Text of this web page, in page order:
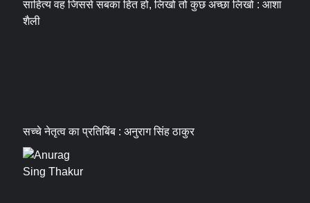
साहित्य वह जिससे सबका हित हो, लिखो तो कुछ अच्छा लिखो : आशा
शैली
सच्चे नेतृत्व का प्रतिबिंब : अनुराग सिंह ठाकुर